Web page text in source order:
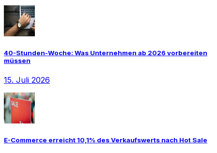
40-Stunden-Woche: Was Unternehmen ab 2026 vorbereiten
müssen
15. Juli 2026
E-Commerce erreicht 10,1% des Verkaufswerts nach Hot Sale